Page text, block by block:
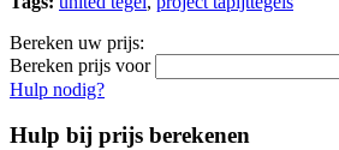
Bereken uw prijs:
Bereken prijs voor
Hulp nodig?
Hulp bij prijs berekenen